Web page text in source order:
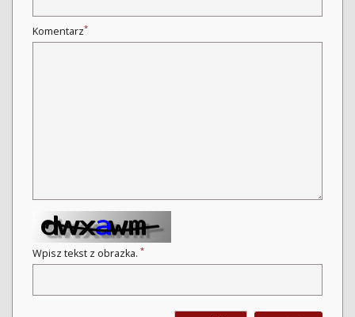
Komentarz*
Wpisz tekst z obrazka. *